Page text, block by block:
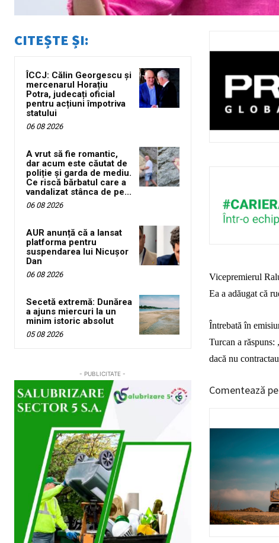
CITEȘTE ȘI:
ÎCCJ: Călin Georgescu și
mercenarul Horațiu
Potra, judecați oficial
pentru acțiuni împotriva
statului
06 08 2026
A vrut să fie romantic,
dar acum este căutat de
poliție și garda de mediu.
Ce riscă bărbatul care a
vandalizat stânca de pe...
06 08 2026
AUR anunță că a lansat
platforma pentru
suspendarea lui Nicușor
Dan
06 08 2026
Secetă extremă: Dunărea
a ajuns miercuri la un
minim istoric absolut
05 08 2026
- PUBLICITATE -
Vicepremierul
Ea a adăugat că
Întrebată în
Turcan a răspuns:
dacă nu
Comentează pe